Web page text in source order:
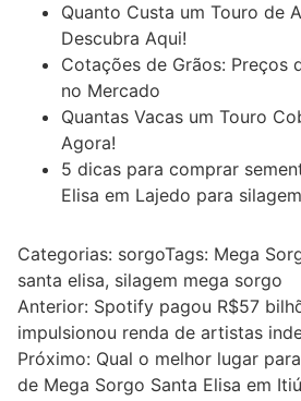
Quanto Custa um Touro de
Descubra Aqui!
Cotações de Grãos: Preços
no Mercado
Quantas Vacas um Touro
Agora!
5 dicas para comprar
Elisa em Lajedo para
Categorias: sorgoTags: Mega
santa elisa, silagem mega sorgo
Navegação
de
Post
Anterior: Spotify pagou R$57
impulsionou renda de artistas
Próximo: Qual o melhor lugar
de Mega Sorgo Santa Elisa em